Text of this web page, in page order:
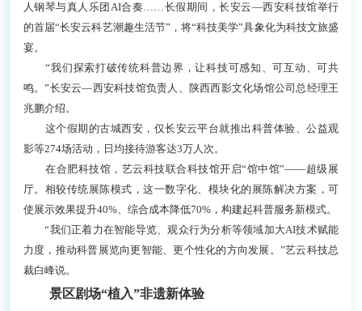
人钢琴与真人乐团AI合奏……长假期间，长安云—西安科技馆举行
的首届“长安云科艺潮趣生活节”，将“科技美学”具象化为科技文旅盛
宴。
“我们探索打破传统科普边界，让科技可感知、可互动、可共
鸣。”长安云—西安科技馆负责人、陕西西影文化场馆公司总经理王
兆鹏介绍。
这个假期的古城西安，仅长安云平台就推出科普体验、公益观
影等274场活动，日均接待游客达3万人次。
在合肥科技馆，艺云科技联合科技馆开启“馆中馆”——超级展
厅。相较传统展陈模式，这一数字化、模块化的展陈解决方案，可
使展示效果提升40%、综合成本降低70%，构建起科普服务新模式。
“我们正着力在智能导览、观众行为分析等领域加大AI技术赋能
力度，推动科普展览向更智能、更个性化的方向发展。”艺云科技总
裁白峰说。
景区剧场“植入”非遗新体验